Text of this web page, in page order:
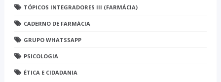
TÓPICOS INTEGRADORES III (FARMÁCIA)
CADERNO DE FARMÁCIA
GRUPO WHATSSAPP
PSICOLOGIA
ÉTICA E CIDADANIA